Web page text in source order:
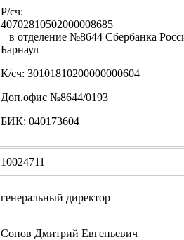
Р/сч:
в отделение №8644 Сбербанка
Барнаул
К/сч: 30101810200000000604
Доп.офис №8644/0193
БИК: 040173604
10024711
генеральный директор
Сопов Дмитрий Евгеньевич